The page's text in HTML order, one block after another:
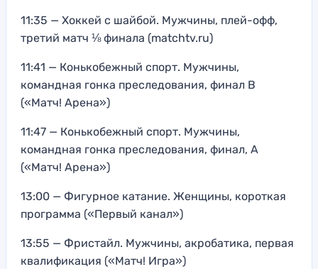
11:35 — Хоккей с шайбой. Мужчины, плей-офф,
третий матч ⅛ финала (matchtv.ru)
11:41 — Конькобежный спорт. Мужчины,
командная гонка преследования, финал В
(«Матч! Арена»)
11:47 — Конькобежный спорт. Мужчины,
командная гонка преследования, финал, А
(«Матч! Арена»)
13:00 — Фигурное катание. Женщины, короткая
программа («Первый канал»)
13:55 — Фристайл. Мужчины, акробатика, первая
квалификация («Матч! Игра»)